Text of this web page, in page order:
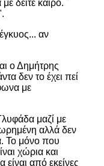
δείτε καιρό.
αν
ο Δημήτρης
δεν το έχει πεί
με
μαζί με
αλλά δεν
Το μόνο που
χώρια και
είναι από εκείνες